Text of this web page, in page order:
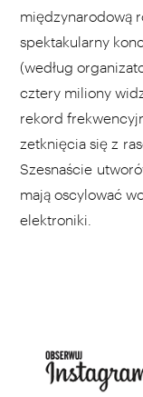
międzynarodową
spektakularny
(według
cztery miliony
rekord
zetknięcia się z
Szesnaście
mają oscylować
elektroniki.